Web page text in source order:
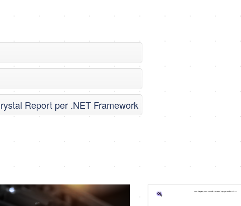
Report per .NET Framework